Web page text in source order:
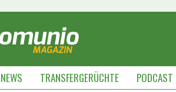
NEWS TRANSFERGERÜCHTE PODCAST